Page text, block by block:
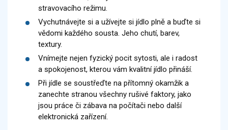
stravovacího režimu.
Vychutnávejte si a užívejte si jídlo plně a buďte si
vědomi každého sousta. Jeho chutí, barev,
textury.
Vnímejte nejen fyzický pocit sytosti, ale i radost
a spokojenost, kterou vám kvalitní jídlo přináší.
Při jídle se soustřeďte na přítomný okamžik a
zanechte stranou všechny rušivé faktory, jako
jsou práce či zábava na počítači nebo další
elektronická zařízení.